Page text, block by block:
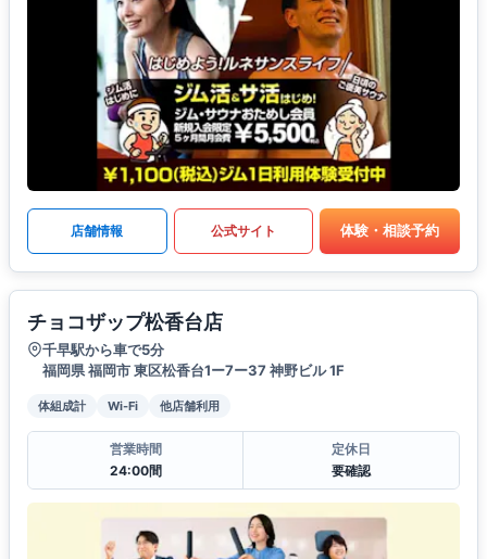
店舗情報 公式サイト 体験・相談予約
チョコザップ松香台店
千早駅から車で5分
福岡県 福岡市 東区松香台1ー7ー37 神野ビル 1F
体組成計 Wi-Fi 他店舗利用
営業時間
24:00間
定休日
要確認